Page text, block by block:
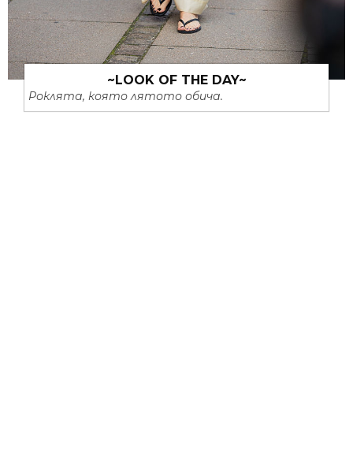
~LOOK OF THE DAY~
Роклята, която лятото обича.